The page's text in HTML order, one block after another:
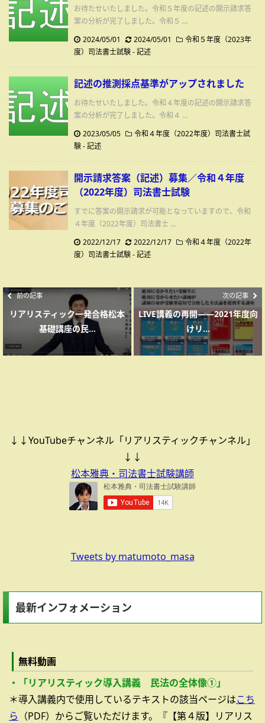
お待たせいたしました。令和５年度の記述の開示請求答
案の分析が完了しました。令和５ ...
2024/05/01
2024/05/01
令和５年度（2023年
度）司法書士試験-記述
記述の推測採点基準がアップされました
お待たせいたしました。令和４年度の記述の開示請求答
案の分析が完了しました。令和４ ...
2023/05/05
令和４年度（2022年度）司法書士試
験-記述
開示請求答案（記述）募集／令和４年度
（2022年度）司法書士試験
すでに答案の開示請求が可能となっていますので、令和
４年度（2022年度）司法書士 ...
2022/12/17
2022/12/17
令和４年度（2022年
度）司法書士試験-記述
前の記事
リアリスティック一発合格松本
基礎講座の民...
次の記事
LIVE講義の再開――2021年度向
けリ...
↓↓YouTubeチャンネル「リアリスティックチャンネル」
↓↓
松本雅典・司法書士試験講師
Tweets by matumoto_masa
最新インフォメーション
無料動画
・「リアリスティック導入講義 民法の全体像①」
＊導入講義内で使用しているテキストの該当ページはこち
ら （PDF）からご覧いただけます。『【第４版】リアリス